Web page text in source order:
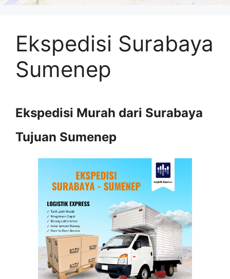
Ekspedisi Surabaya
Sumenep
Ekspedisi Murah dari Surabaya
Tujuan Sumenep